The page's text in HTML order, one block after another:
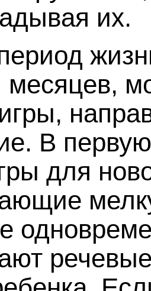
их.
месяцев,
В
для